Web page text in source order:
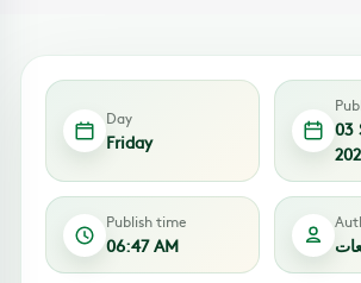
Day
Friday
03
Publish time
06:47 AM